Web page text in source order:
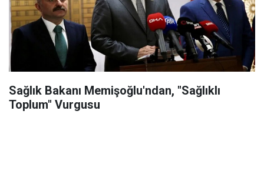
Sağlık Bakanı Memişoğlu'ndan, "Sağlıklı
Toplum" Vurgusu